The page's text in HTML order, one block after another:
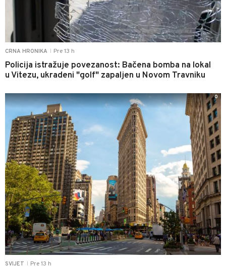
CRNA HRONIKA Pre 13 h
Policija istražuje povezanost: Bačena bomba na lokal
u Vitezu, ukradeni "golf" zapaljen u Novom Travniku
SVIJET Pre 13 h
0